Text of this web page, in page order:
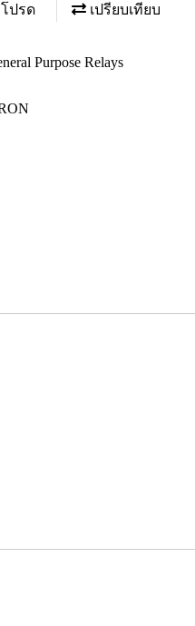
ปรด เปรียบเทียบ
Purpose Relays